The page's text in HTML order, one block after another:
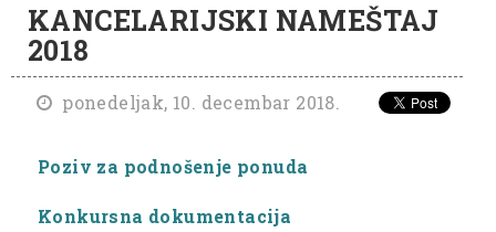
KANCELARIJSKI NAMEŠTAJ
2018
ponedeljak, 10. decembar 2018.
Poziv za podnošenje ponuda
Konkursna dokumentacija